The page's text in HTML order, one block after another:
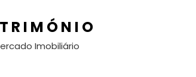
Imobiliário